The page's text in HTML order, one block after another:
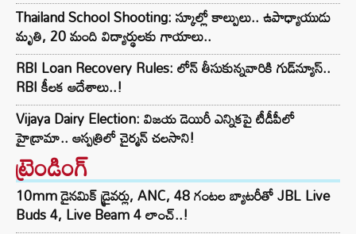
Thailand School Shooting: స్కూల్లో కాల్పులు.. ఉపాధ్యాయుడు
మృతి, 20 మంది విద్యార్థులకు గాయాలు..
RBI Loan Recovery Rules: లోన్ తీసుకున్నవారికి గుడ్‌న్యూస్..
RBI కీలక ఆదేశాలు..!
Vijaya Dairy Election: విజయ డెయిరీ ఎన్నికపై టీడీపీలో
హైడ్రామా.. ఆస్పత్రిలో చైర్మన్ చలసాని!
ట్రెండింగ్‌
10mm డైనమిక్ డ్రైవర్లు, ANC, 48 గంటల బ్యాటరీతో JBL Live
Buds 4, Live Beam 4 లాంచ్..!